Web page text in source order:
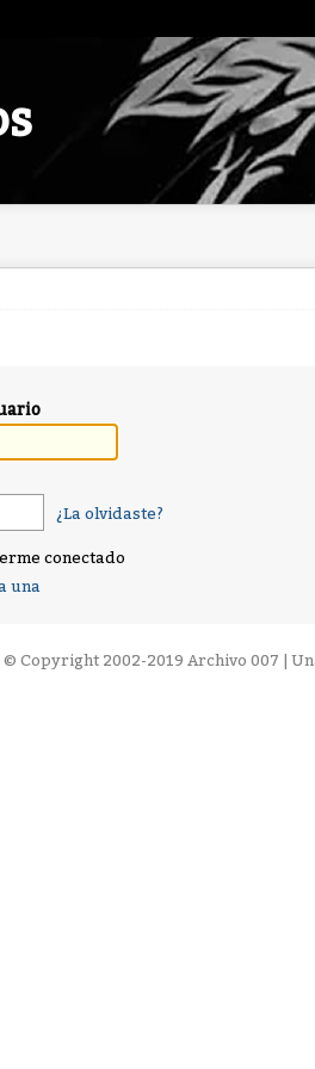
¿La olvidaste?
conectado
una
© Copyright 2002-2019 Archivo 007 |